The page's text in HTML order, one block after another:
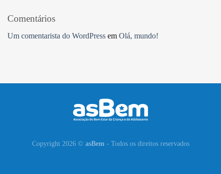
Comentários
Um comentarista do WordPress em Olá, mundo!
Copyright 2026 © asBem - Todos os direitos reservados